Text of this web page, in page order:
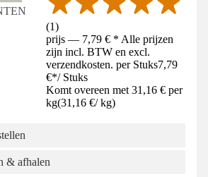
(1)
prijs — 7,79 € * Alle prijzen
zijn incl. BTW en excl.
verzendkosten. per Stuks7,79
€*/ Stuks
Komt overeen met 31,16 € per
kg(31,16 €/ kg)
& afhalen